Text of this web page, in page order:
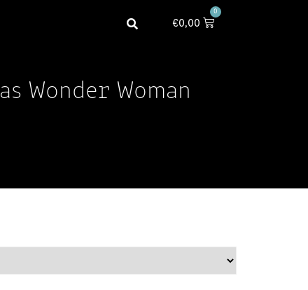
€0,00
0
Wonder Woman